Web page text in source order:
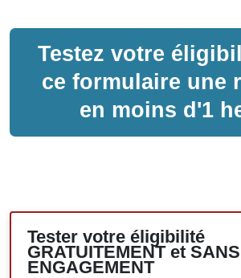
Testez votre
ce formulaire une
en moins d'1
Tester votre éligibilité
GRATUITEMENT et SANS
ENGAGEMENT